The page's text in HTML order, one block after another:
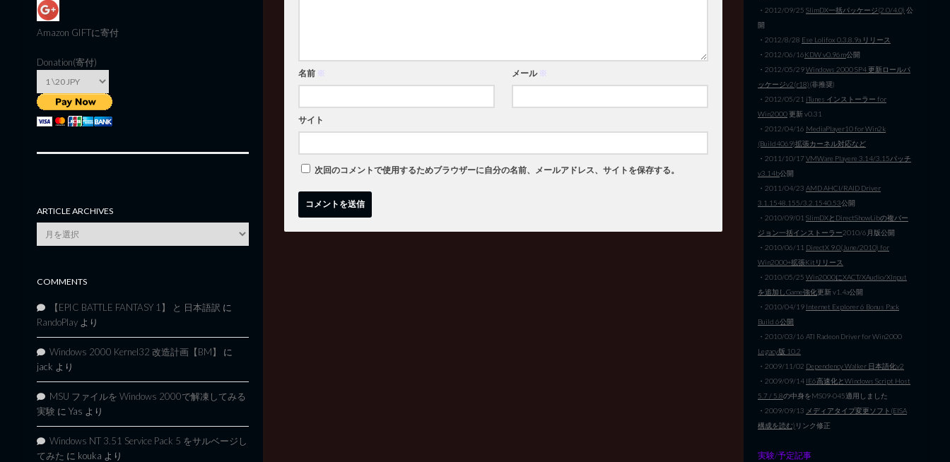
名前 ※ メール ※
サイト
次回のコメントで使用するためブラウザーに自分の名前、メールアドレス、サイトを保存する。
Amazon GIFTに寄付
Donation(寄付)
ARTICLE ARCHIVES
Article
Archives
COMMENTS
【EPIC BATTLE FANTASY 1】 と 日本語訳 に
RandoPlay より
Windows 2000 Kernel32 改造計画【BM】
に
jack より
MSU ファイルを Windows 2000で解凍してみる
実験 に Yas より
Windows NT 3.51 Service Pack 5 をサルベージし
てみた に kouka より
・2012/09/25 SlimDX一括パッケージ(2.0/4.0) 公
開
・2012/8/28 Ese Lolifox 0.3.8.9a リリース
・2012/06/16KDW v0.96m公開
・2012/05/29Windows 2000 SP4 更新ロールパ
ッケージv2(r18)(非推奨)
・2012/05/21 iTunes インストーラー for
Win2000更新 v0.31
・2012/04/16 MediaPlayer10 for Win2k
(Build4069)拡張カーネル対応など
・2011/10/17VMWare Playere 3.14/3.15パッチ
v3.14b公開
・2011/04/23 AMD AHCI/RAID Driver
3.1.1548.155/3.2.1540.53公開
・2010/09/01 SlimDXとDirectShowLibの複バー
ジョン一括インストーラー2010/6月版公開
・2010/06/11 DirectX 9.0(June/2010) for
Win2000+拡張Kitリリース
・2010/05/25 Win2000にXACT/XAudio/XInput
を追加しGame強化更新 v1.4a公開
・2010/04/19 Internet Explorer 6 Bonus Pack
Build 6公開
・2010/03/16 ATI Radeon Driver for Win2000
Legacy版 10.2
・2009/11/02 Dependency Walker 日本語化v2
・2009/09/14 IE6高速化とWindows Script Host
5.7 / 5.8の中身をMS09-045適用しました
・2009/09/13 メディアタイプ変更ソフト(EISA
構成を読む) リンク修正
実験/予定記事